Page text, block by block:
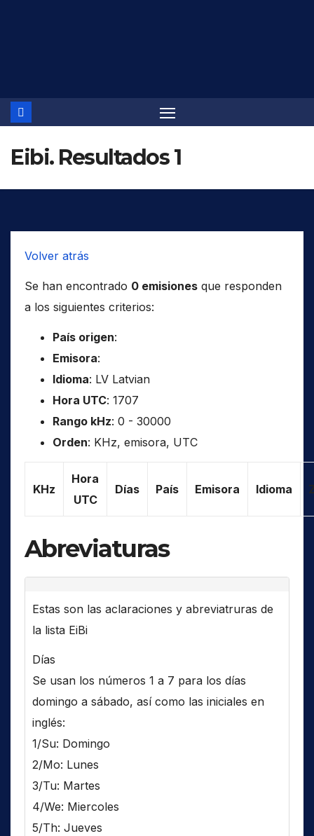
Eibi. Resultados 1
Volver atrás
Se han encontrado 0 emisiones que responden
a los siguientes criterios:
País origen:
Emisora:
Idioma: LV Latvian
Hora UTC: 1707
Rango kHz: 0 - 30000
Orden: KHz, emisora, UTC
KHz
Hora
UTC
Días País Emisora Idioma
Abreviaturas
Estas son las aclaraciones y abreviatruras de
la lista EiBi
Días
Se usan los números 1 a 7 para los días
domingo a sábado, así como las iniciales en
inglés:
1/Su: Domingo
2/Mo: Lunes
3/Tu: Martes
4/We: Miercoles
5/Th: Jueves